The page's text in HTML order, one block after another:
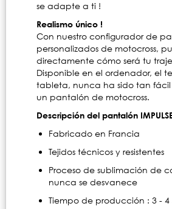
se adapte a ti !
Realismo único !
Con nuestro configurador de
personalizados de motocross,
directamente cómo será tu
Disponible en el ordenador, el
tableta, nunca ha sido tan
un pantalón de motocross.
Descripción del pantalón
Fabricado en Francia
Tejidos técnicos y resistentes
Proceso de sublimación de
nunca se desvanece
Tiempo de producción : 3 - 4